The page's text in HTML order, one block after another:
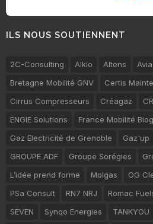
ILS NOUS SOUTIENNENT
2C-Consulting Alkio Altens Avia
Bretagne Mobilité GNV
Certis
Cirrus Compresseurs
Créagaz
ENGIE Solutions
France Mobilité
Gaz Electricité de Grenoble
Gaz'up
GROUPE ADF
Groupe Sorégies
L’idée prend forme
Molgas OG
PSa Consult
RN7 NRJ Romac
SEVEN
Synqo Energies TANKYOU